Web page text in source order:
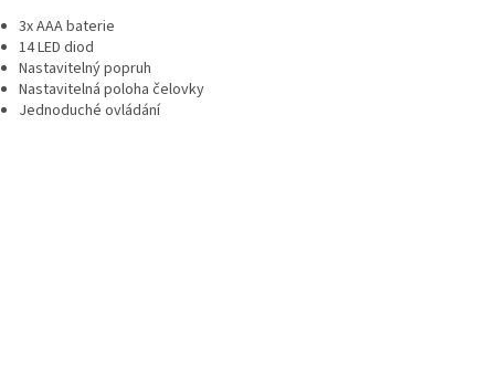
3x AAA baterie
14 LED diod
Nastavitelný popruh
Nastavitelná poloha čelovky
Jednoduché ovládání